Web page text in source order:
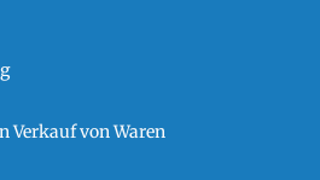
Verkauf von Waren